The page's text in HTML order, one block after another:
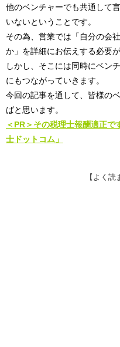
他のベンチャーでも共通して
いないということです。
その為、営業では「自分の会
か」を詳細にお伝えする必要が
しかし、そこには同時にベン
にもつながっていきます。
今回の記事を通して、皆様の
ばと思います。
＜PR＞その税理士報酬適正
士ドットコム」
【よく読